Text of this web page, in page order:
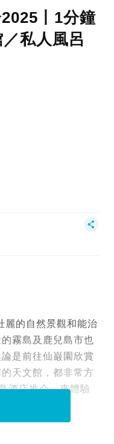
丨1分鐘
私人風呂
麗的自然景觀和能治
霧島及鹿兒島市也
是前往仙巌園欣賞
天文館，都非常方
酒店推介，來體驗